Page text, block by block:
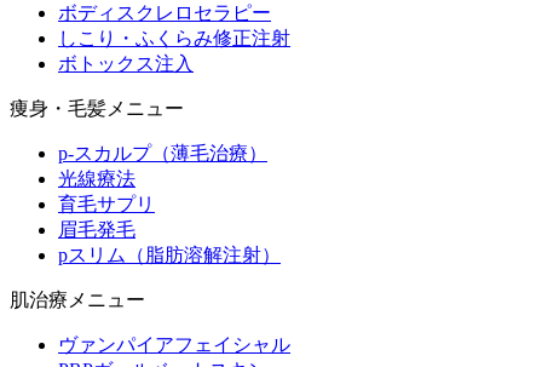
ボディスクレロセラピー
しこり・ふくらみ修正注射
ボトックス注入
痩身・毛髪メニュー
p-スカルプ（薄毛治療）
光線療法
育毛サプリ
眉毛発毛
pスリム（脂肪溶解注射）
肌治療メニュー
ヴァンパイアフェイシャル